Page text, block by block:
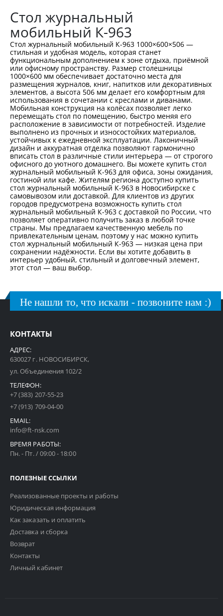
Стол журнальный
мобильный К-963
Стол журнальный мобильный К-963 1000×600×506 —
стильная и удобная модель, которая станет
функциональным дополнением к зоне отдыха, приёмной
или офисному пространству. Размер столешницы
1000×600 мм обеспечивает достаточно места для
размещения журналов, книг, напитков или декоративных
элементов, а высота 506 мм делает его комфортным для
использования в сочетании с креслами и диванами.
Мобильная конструкция на колёсах позволяет легко
перемещать стол по помещению, быстро меняя его
расположение в зависимости от потребностей. Изделие
выполнено из прочных и износостойких материалов,
устойчивых к ежедневной эксплуатации. Лаконичный
дизайн и аккуратная отделка позволяют гармонично
вписать стол в различные стили интерьера — от строгого
офисного до уютного домашнего. Вы можете купить стол
журнальный мобильный К-963 для офиса, зоны ожидания,
гостиной или кафе. Жителям региона доступно купить
стол журнальный мобильный К-963 в Новосибирске с
самовывозом или доставкой. Для клиентов из других
городов предусмотрена возможность купить стол
журнальный мобильный К-963 с доставкой по России, что
позволяет оперативно получить заказ в любой точке
страны. Мы предлагаем качественную мебель по
привлекательным ценам, поэтому у нас можно купить
стол журнальный мобильный К-963 — низкая цена при
сохранении надёжности. Если вы хотите добавить в
интерьер удобный, стильный и долговечный элемент,
этот стол — ваш выбор.
Не нашли то, что искали - позвоните нам :)
КОНТАКТЫ
АДРЕС:
630027 г. НОВОСИБИРСК,
ул. Объединения 102/2
ТЕЛЕФОН:
+7 (383) 207-55-23
+7 (913) 709-04-00
EMAIL:
info@ft-nsk.com
ВРЕМЯ РАБОТЫ:
Пн. - Пт. / 09:00 - 18:00
ПОЛЕЗНЫЕ ССЫЛКИ
Реализованные проекты и работы
Юридическая информация
Как заказать и оплатить
Доставка и сборка
Возврат
Контакты
Личный кабинет